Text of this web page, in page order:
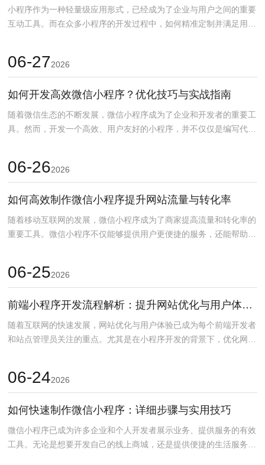
小程序作为一种轻量级应用形式，已经成为了企业与用户之间的重要
互动工具。而在众多小程序的开发过程中，如何精准定制并满足用户
06-272026
如何开发高效微信小程序？优化技巧与实战指南
随着微信生态的不断发展，微信小程序成为了企业和开发者的重要工
具。然而，开发一个高效、用户友好的小程序，并不仅仅是编写代码
06-262026
如何高效制作微信小程序提升网站流量与转化率
随着移动互联网的发展，微信小程序成为了商家提高流量和转化率的
重要工具。微信小程序不仅能够提供用户更便捷的服务，还能帮助企
06-252026
前端小程序开发流程解析：提升网站优化与用户体验的关键步骤
随着互联网的快速发展，网站优化与用户体验已成为每个前端开发者
和站点管理员关注的重点。尤其是在小程序开发的背景下，优化网站
06-242026
如何快速制作微信小程序：详细步骤与实用技巧
微信小程序已成为许多企业和个人开发者展示业务、提供服务的有效
工具。无论是想要开发自己的线上商城，还是提供便捷的生活服务，